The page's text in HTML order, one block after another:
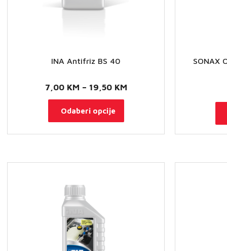
INA Antifriz BS 40
7,00 KM – 19,50 KMRaspon
7,00 KM
Odaberi opcije
proizvod
SONAX